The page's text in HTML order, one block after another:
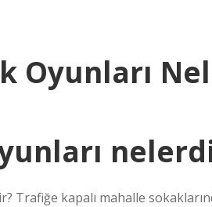
Oyunları
Trafiğe kapalı mahalle